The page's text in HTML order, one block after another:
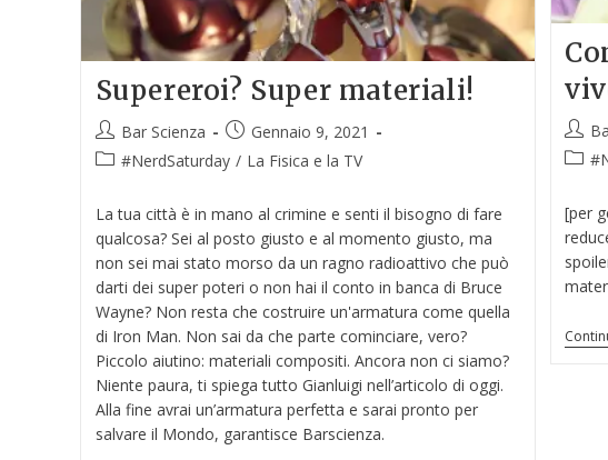
Supereroi? Super materiali!
Bar Scienza
Gennaio 9, 2021
#NerdSaturday / La Fisica e la TV
La tua città è in mano al crimine e senti il bisogno di fare
qualcosa? Sei al posto giusto e al momento giusto, ma
non sei mai stato morso da un ragno radioattivo che può
darti dei super poteri o non hai il conto in banca di Bruce
Wayne? Non resta che costruire un'armatura come quella
di Iron Man. Non sai da che parte cominciare, vero?
Piccolo aiutino: materiali compositi. Ancora non ci siamo?
Niente paura, ti spiega tutto Gianluigi nell’articolo di oggi.
Alla fine avrai un’armatura perfetta e sarai pronto per
salvare il Mondo, garantisce Barscienza.
[per